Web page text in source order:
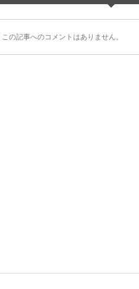
この記事へのコメントはありません。